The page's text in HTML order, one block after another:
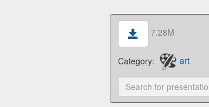
7.28M
Category: art